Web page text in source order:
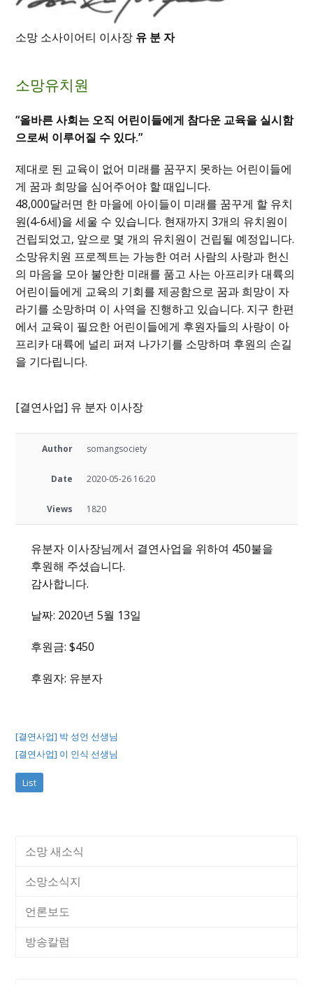
소망 소사이어티 이사장 유 분 자
소망유치원
“올바른 사회는 오직 어린이들에게 참다운 교육을 실시함
으로써 이루어질 수 있다.”
제대로 된 교육이 없어 미래를 꿈꾸지 못하는 어린이들에
게 꿈과 희망을 심어주어야 할 때입니다.
48,000달러면 한 마을에 아이들이 미래를 꿈꾸게 할 유치
원(4-6세)을 세울 수 있습니다. 현재까지 3개의 유치원이
건립되었고, 앞으로 몇 개의 유치원이 건립될 예정입니다.
소망유치원 프로젝트는 가능한 여러 사람의 사랑과 헌신
의 마음을 모아 불안한 미래를 품고 사는 아프리카 대륙의
어린이들에게 교육의 기회를 제공함으로 꿈과 희망이 자
라기를 소망하며 이 사역을 진행하고 있습니다. 지구 한편
에서 교육이 필요한 어린이들에게 후원자들의 사랑이 아
프리카 대륙에 널리 퍼져 나가기를 소망하며 후원의 손길
을 기다립니다.
[결연사업] 유 분자 이사장
Author somangsociety
Date 2020-05-26 16:20
Views 1820
유분자 이사장님께서 결연사업을 위하여 450불을
후원해 주셨습니다.
감사합니다.
날짜: 2020년 5월 13일
후원금: $450
후원자: 유분자
[결연사업] 박 성언 선생님
[결연사업] 이 인식 선생님
List
소망 새소식
소망소식지
언론보도
방송칼럼